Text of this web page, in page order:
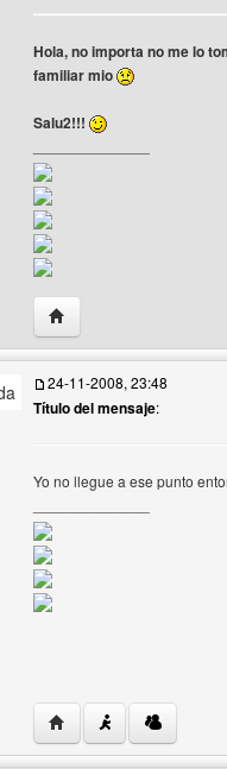
del usuario
Hola, no importa no me lo
familiar mio
Salu2!!!
Visitar sitio web del
perfil del usuario
24-11-2008, 23:48
Título del mensaje:
Yo no llegue a ese punto
Visitar sitio web del